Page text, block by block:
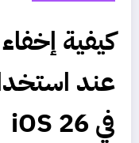
كيفية
عند
في iOS 26